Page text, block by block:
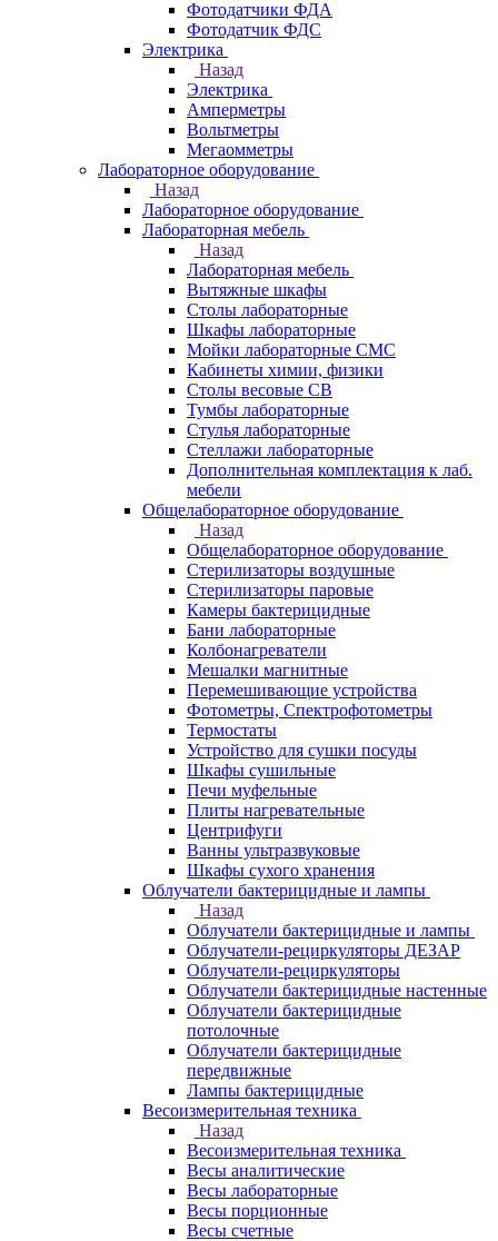
Фотодатчики ФДА
Фотодатчик ФДС
Электрика
Назад
Электрика
Амперметры
Вольтметры
Мегаомметры
Лабораторное оборудование
Назад
Лабораторное оборудование
Лабораторная мебель
Назад
Лабораторная мебель
Вытяжные шкафы
Столы лабораторные
Шкафы лабораторные
Мойки лабораторные СМС
Кабинеты химии, физики
Столы весовые СВ
Тумбы лабораторные
Стулья лабораторные
Стеллажи лабораторные
Дополнительная комплектация к лаб.
мебели
Общелабораторное оборудование
Назад
Общелабораторное оборудование
Стерилизаторы воздушные
Стерилизаторы паровые
Камеры бактерицидные
Бани лабораторные
Колбонагреватели
Мешалки магнитные
Перемешивающие устройства
Фотометры, Спектрофотометры
Термостаты
Устройство для сушки посуды
Шкафы сушильные
Печи муфельные
Плиты нагревательные
Центрифуги
Ванны ультразвуковые
Шкафы сухого хранения
Облучатели бактерицидные и лампы
Назад
Облучатели бактерицидные и лампы
Облучатели-рециркуляторы ДЕЗАР
Облучатели-рециркуляторы
Облучатели бактерицидные настенные
Облучатели бактерицидные
потолочные
Облучатели бактерицидные
передвижные
Лампы бактерицидные
Весоизмерительная техника
Назад
Весоизмерительная техника
Весы аналитические
Весы лабораторные
Весы порционные
Весы счетные